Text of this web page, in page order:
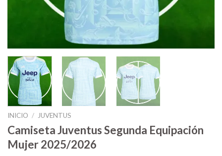
INICIO / JUVENTUS
Camiseta Juventus Segunda Equipación
Mujer 2025/2026